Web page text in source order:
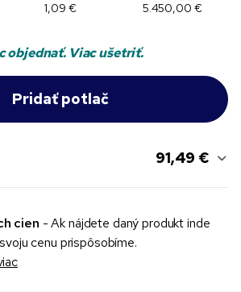
1,09 € 5.450,00 €
objednať. Viac ušetriť.
91,49 €
cien - Ak nájdete daný produkt inde
cenu prispôsobíme.